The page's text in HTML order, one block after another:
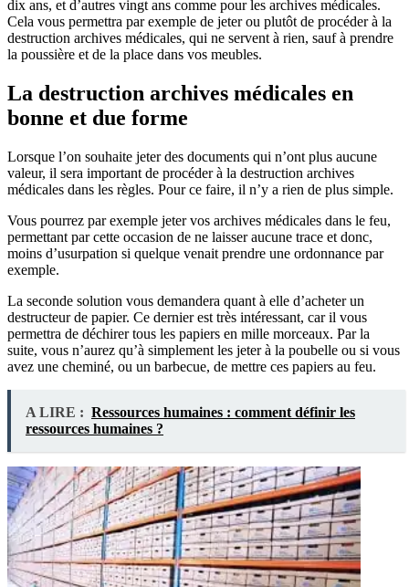
dix ans, et d’autres vingt ans comme pour les archives médicales.
Cela vous permettra par exemple de jeter ou plutôt de procéder à la
destruction archives médicales, qui ne servent à rien, sauf à prendre
la poussière et de la place dans vos meubles.
La destruction archives médicales en
bonne et due forme
Lorsque l’on souhaite jeter des documents qui n’ont plus aucune
valeur, il sera important de procéder à la destruction archives
médicales dans les règles. Pour ce faire, il n’y a rien de plus simple.
Vous pourrez par exemple jeter vos archives médicales dans le feu,
permettant par cette occasion de ne laisser aucune trace et donc,
moins d’usurpation si quelque venait prendre une ordonnance par
exemple.
La seconde solution vous demandera quant à elle d’acheter un
destructeur de papier. Ce dernier est très intéressant, car il vous
permettra de déchirer tous les papiers en mille morceaux. Par la
suite, vous n’aurez qu’à simplement les jeter à la poubelle ou si vous
avez une cheminé, ou un barbecue, de mettre ces papiers au feu.
A LIRE : Ressources humaines : comment définir les
ressources humaines ?